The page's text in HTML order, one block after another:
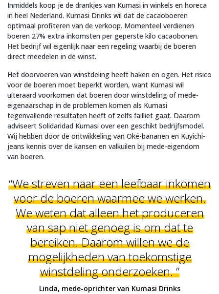
Inmiddels koop je de drankjes van Kumasi in winkels en horeca
in heel Nederland. Kumasi Drinks wil dat de cacaoboeren
optimaal profiteren van de verkoop. Momenteel verdienen
boeren 27% extra inkomsten per geperste kilo cacaobonen.
Het bedrijf wil eigenlijk naar een regeling waarbij de boeren
direct meedelen in de winst.
Het doorvoeren van winstdeling heeft haken en ogen. Het risico
voor de boeren moet beperkt worden, want Kumasi wil
uiteraard voorkomen dat boeren door winstdeling of mede-
eigenaarschap in de problemen komen als Kumasi
tegenvallende resultaten heeft of zelfs failliet gaat. Daarom
adviseert Solidaridad Kumasi over een geschikt bedrijfsmodel.
Wij hebben door de ontwikkeling van Oké-bananen en Kuyichi-
jeans kennis over de kansen en valkuilen bij mede-eigendom
van boeren.
“We streven naar een leefbaar inkomen
voor de boeren waarmee we werken.
We weten dat alleen het produceren
van sap niet genoeg is om dat te
bereiken. Daarom willen we de
mogelijkheden van toekomstige
winstdeling onderzoeken. ”
Linda, mede-oprichter van Kumasi Drinks